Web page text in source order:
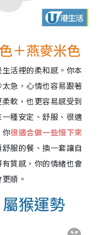
＋燕麥米色
活裡的柔和感。你本
急，心情也容易跟著
軟，也更容易感受到
種安定、舒服、很適
你很適合做一些慢下來
服的餐、換一套讓自
質感，你的情緒也會
順。
猴運勢